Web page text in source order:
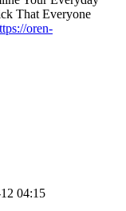
That Everyone
oren-
04:15